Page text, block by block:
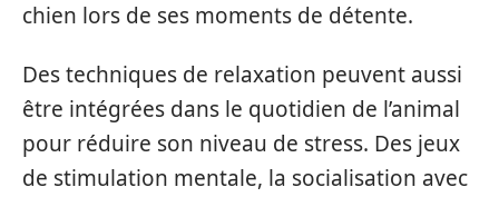
chien lors de ses moments de détente.
Des techniques de relaxation peuvent aussi
être intégrées dans le quotidien de l’animal
pour réduire son niveau de stress. Des jeux
de stimulation mentale, la socialisation avec